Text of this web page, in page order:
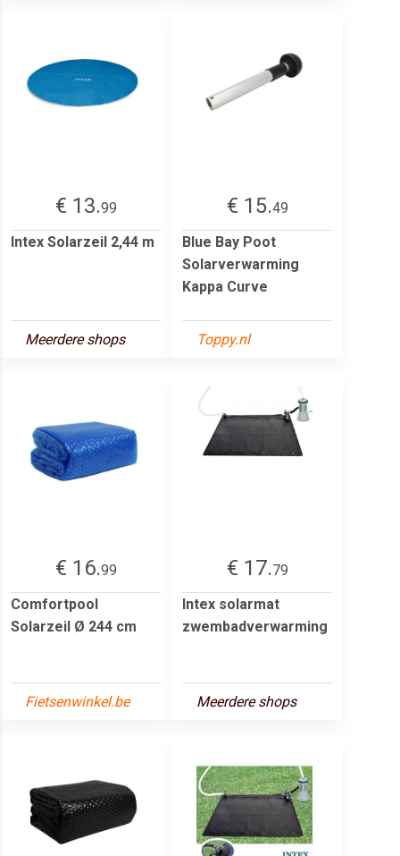
€ 13.99
Intex Solarzeil 2,44 m
Meerdere shops
€ 15.49
Blue Bay Poot
Solarverwarming
Kappa Curve
Toppy.nl
€ 16.99
Comfortpool
Solarzeil Ø 244 cm
Fietsenwinkel.be
€ 17.79
Intex solarmat
zwembadverwarming
Meerdere shops